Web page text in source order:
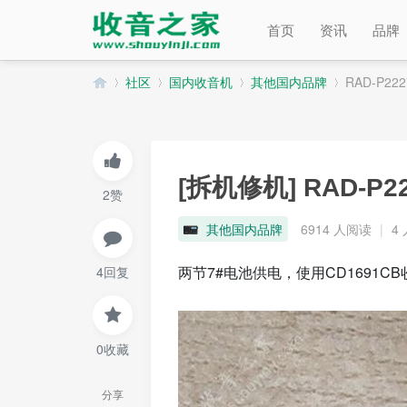
首页 资讯 品牌
收
音
»
社区 国内收音机 其他国内品牌 RAD-
2赞
4回复
0收藏
分享
[拆机修机] RAD-
其他国内品牌 6914 人阅读 | 4
两节7#电池供电，使用